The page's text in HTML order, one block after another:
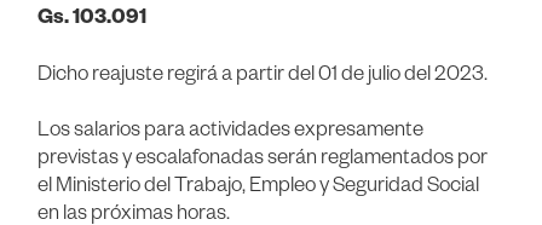
Gs. 103.091
Dicho reajuste regirá a partir del 01 de julio del 2023.
Los salarios para actividades expresamente
previstas y escalafonadas serán reglamentados por
el Ministerio del Trabajo, Empleo y Seguridad Social
en las próximas horas.